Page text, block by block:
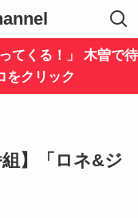
てくる！」 木曽で待
クリック
組】「ロネ&ジ